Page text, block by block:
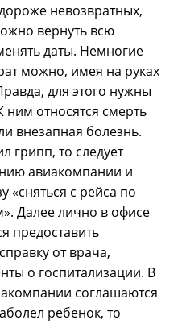
невозвратных,
вернуть всю
даты. Немногие
можно, имея на руках
для этого нужны
относятся смерть
внезапная болезнь.
грипп, то следует
авиакомпании и
«сняться с рейса по
Далее лично в офисе
предоставить
от врача,
о госпитализации. В
соглашаются
ребенок, то